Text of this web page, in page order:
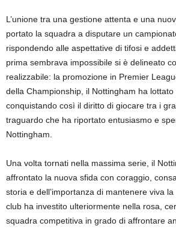
L’unione tra una gestione attenta e una
portato la squadra a disputare un
rispondendo alle aspettative di tifosi e
prima sembrava impossibile si è delineato
realizzabile: la promozione in Premier
della Championship, il Nottingham ha lottato
conquistando così il diritto di giocare tra i
traguardo che ha riportato entusiasmo e
Nottingham.
Una volta tornati nella massima serie, il
affrontato la nuova sfida con coraggio,
storia e dell’importanza di mantenere viva
club ha investito ulteriormente nella rosa,
squadra competitiva in grado di affrontare